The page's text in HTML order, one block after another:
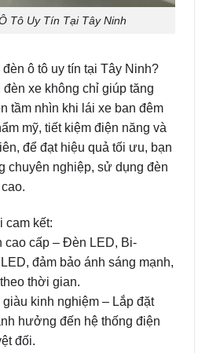
Tô Uy Tín Tại Tây Ninh
ô tô uy tín tại Tây Ninh?
xe không chỉ giúp tăng
tầm nhìn khi lái xe ban đêm
mỹ, tiết kiệm điện năng và
để đạt hiệu quả tối ưu, bạn
chuyên nghiệp, sử dụng đèn
cam kết:
cao cấp – Đèn LED, Bi-
đảm bảo ánh sáng mạnh,
thời gian.
kinh nghiệm – Lắp đặt
hưởng đến hệ thống điện
đối.